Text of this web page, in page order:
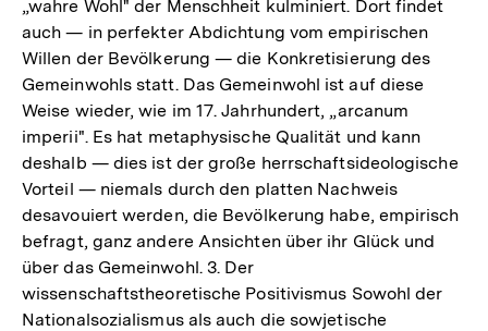
„wahre Wohl" der Menschheit kulminiert. Dort findet
auch — in perfekter Abdichtung vom empirischen
Willen der Bevölkerung — die Konkretisierung des
Gemeinwohls statt. Das Gemeinwohl ist auf diese
Weise wieder, wie im 17. Jahrhundert, „arcanum
imperii". Es hat metaphysische Qualität und kann
deshalb — dies ist der große herrschaftsideologische
Vorteil — niemals durch den platten Nachweis
desavouiert werden, die Bevölkerung habe, empirisch
befragt, ganz andere Ansichten über ihr Glück und
über das Gemeinwohl. 3. Der
wissenschaftstheoretische Positivismus Sowohl der
Nationalsozialismus als auch die sowjetische